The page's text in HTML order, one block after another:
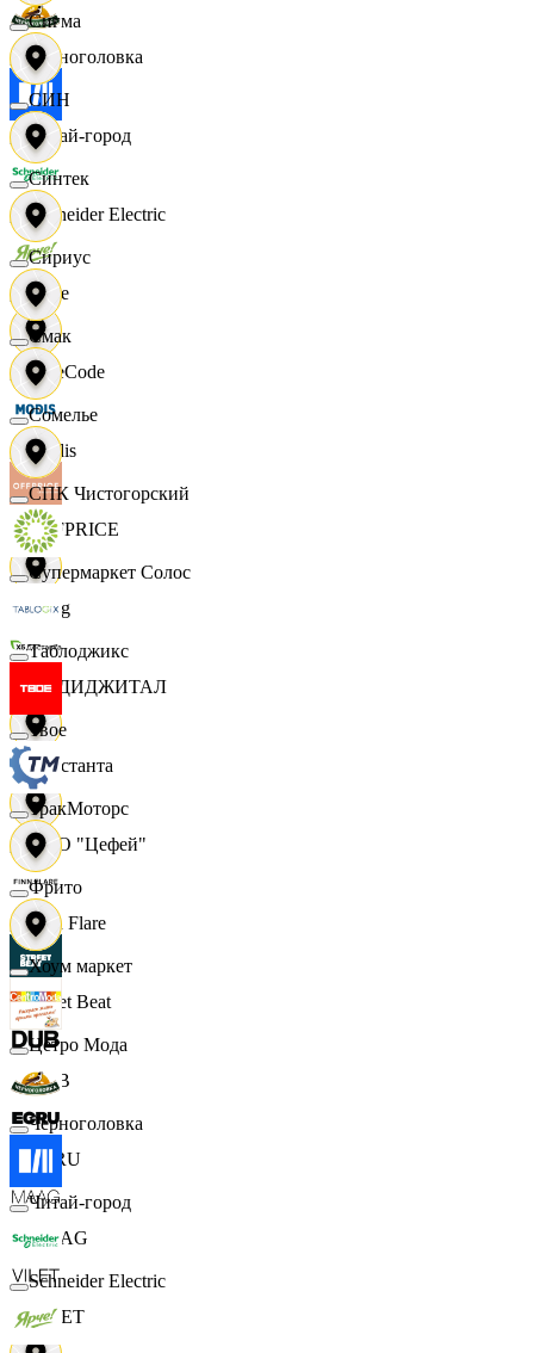
Черноголовка
Читай-город
Schneider Electric
Ярче
FaceCode
Modis
OFFPRICE
string
X5 ДИДЖИТАЛ
Константа
ООО "Цефей"
Finn Flare
Street Beat
DUB
ECRU
MAAG
VILET
Сигма
СИН
Синтек
Сириус
Смак
Сомелье
СПК Чистогорский
Супермаркет Солос
Таблоджикс
Твое
ТракМоторс
Фрито
Хоум маркет
Цетро Мода
Черноголовка
Читай-город
Schneider Electric